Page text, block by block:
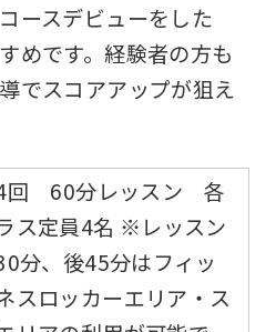
ースデビューをした
めです。経験者の方も
でスコアアップが狙え
回 60分レッスン 各
ス定員4名 ※レッスン
分、後45分はフィッ
スロッカーエリア・ス
English.
Click
the
below
(start
automatic
translation)
to